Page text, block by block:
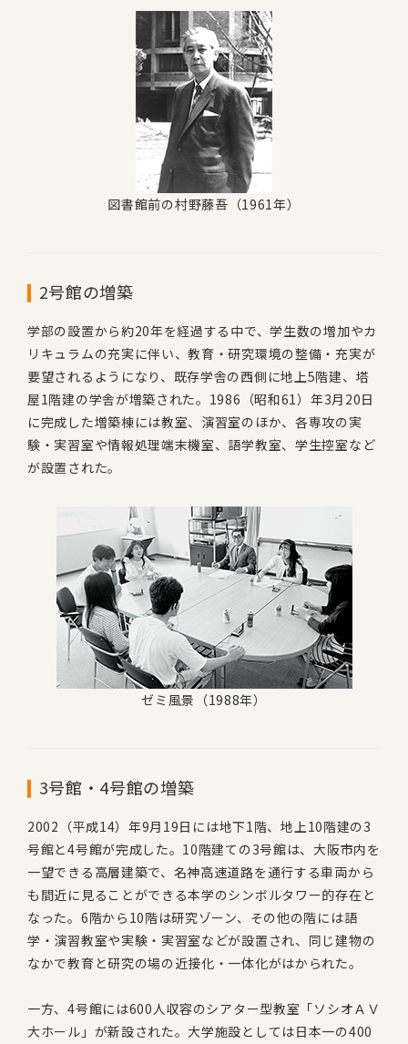
図書館前の村野藤吾（1961年）
2号館の増築
学部の設置から約20年を経過する中で、学生数の増加やカ
リキュラムの充実に伴い、教育・研究環境の整備・充実が
要望されるようになり、既存学舎の西側に地上5階建、塔
屋1階建の学舎が増築された。1986（昭和61）年3月20日
に完成した増築棟には教室、演習室のほか、各専攻の実
験・実習室や情報処理端末機室、語学教室、学生控室など
が設置された。
ゼミ風景（1988年）
3号館・4号館の増築
2002（平成14）年9月19日には地下1階、地上10階建の3
号館と4号館が完成した。10階建ての3号館は、大阪市内を
一望できる高層建築で、名神高速道路を通行する車両から
も間近に見ることができる本学のシンボルタワー的存在と
なった。6階から10階は研究ゾーン、その他の階には語
学・演習教室や実験・実習室などが設置され、同じ建物の
なかで教育と研究の場の近接化・一体化がはかられた。
一方、4号館には600人収容のシアター型教室「ソシオＡＶ
大ホール」が新設された。大学施設としては日本一の400